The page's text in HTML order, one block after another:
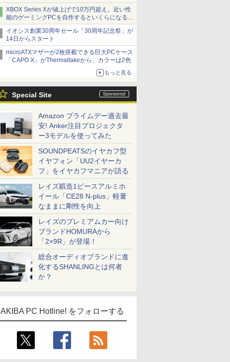
[8月前半のメモリ価格]
XBOX Series Xが値上げで10万円超え。近い性
能のゲーミングPCを自作するといくらになる？
【石田賀津男の『酒の肴にPCゲーム』】
イオシス創業30周年セール「30周年記念祭」が
14日からスタート
microATXマザーが2枚搭載できる巨大PCケース
「CAPO X」がThermaltakeから、カラーは2色
もっと見る
Special Site
Amazon プライムデー過去最
安! Anker注目プロジェクタ
ー3モデルを使ってみた
SOUNDPEATSのイヤカフ型
イヤフォン「UU2イヤーカ
フ」をイヤカフマニアが語る
レイズ鍛造1ピースアルミホ
イール「CE28 N-plus」軽量
なままに剛性を向上
レイズのプレミアムカー向け
ブランドHOMURAから
「2×9R」が登場！
総合オーディオブランドに進
化するSHANLINGとは何者
か？
AKIBA PC Hotline! をフォローする